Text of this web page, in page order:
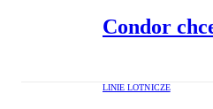
Condor
LINIE LOTNICZE